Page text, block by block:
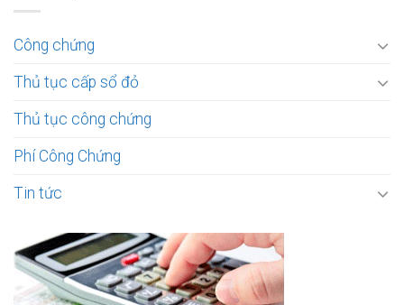
Công chứng
Thủ tục cấp sổ đỏ
Thủ tục công chứng
Phí Công Chứng
Tin tức